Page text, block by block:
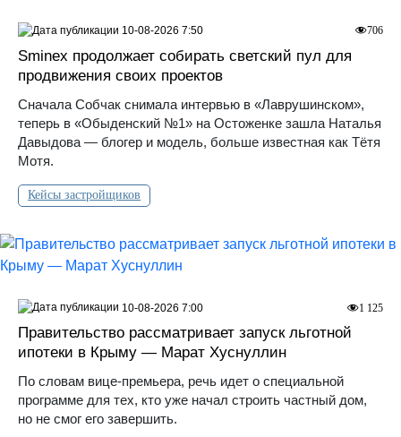
Sminex продолжает собирать светский пул для
продвижения своих проектов
Сначала Собчак снимала интервью в «Лаврушинском»,
теперь в «Обыденский №1» на Остоженке зашла Наталья
Давыдова — блогер и модель, больше известная как Тётя
Мотя.
Кейсы застройщиков
706
10-08-2026 7:50
Правительство рассматривает запуск льготной
ипотеки в Крыму — Марат Хуснуллин
По словам вице-премьера, речь идет о специальной
программе для тех, кто уже начал строить частный дом,
но не смог его завершить.
1 125
10-08-2026 7:00